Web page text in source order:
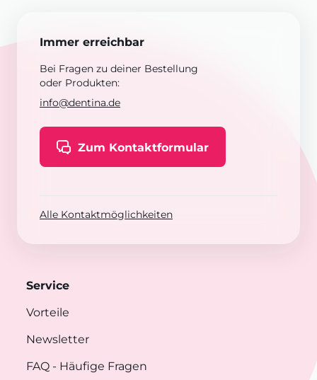
Immer erreichbar
Bei Fragen zu deiner Bestellung
oder Produkten:
info@dentina.de
Zum Kontaktformular
Alle Kontaktmöglichkeiten
Service
Vorteile
Newsletter
FAQ - Häufige Fragen